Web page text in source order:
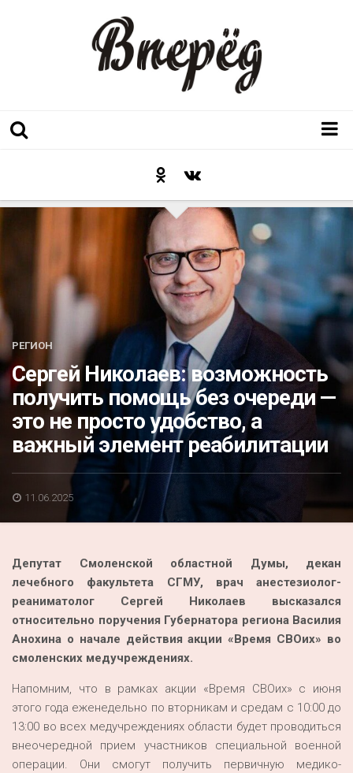
Послесловие к празднику
Неожиданный ракурс
Люди родного края
Акция
К 70-летию районного Дома культуры
Конкурс
Люди родного края
Национальные проекты
Перепись — 2020
РЕГИОН
Сергей Николаев: возможность
получить помощь без очереди —
это не просто удобство, а
важный элемент реабилитации
11.06.2025
Депутат Смоленской областной Думы, декан
лечебного факультета СГМУ, врач анестезиолог-
реаниматолог Сергей Николаев высказался
относительно поручения Губернатора региона Василия
Анохина о начале действия акции «Время СВОих» во
смоленских медучреждениях.
Напомним, что в рамках акции «Время СВОих» с июня
этого года еженедельно по вторникам и средам с 10:00 до
13:00 во всех медучреждениях области будет проводиться
внеочередной прием участников специальной военной
операции. Они смогут получить первичную медико-